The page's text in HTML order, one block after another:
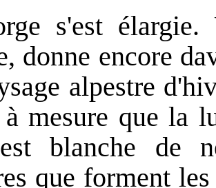
s'est élargie.
donne encore
alpestre
mesure que la
blanche de
que forment